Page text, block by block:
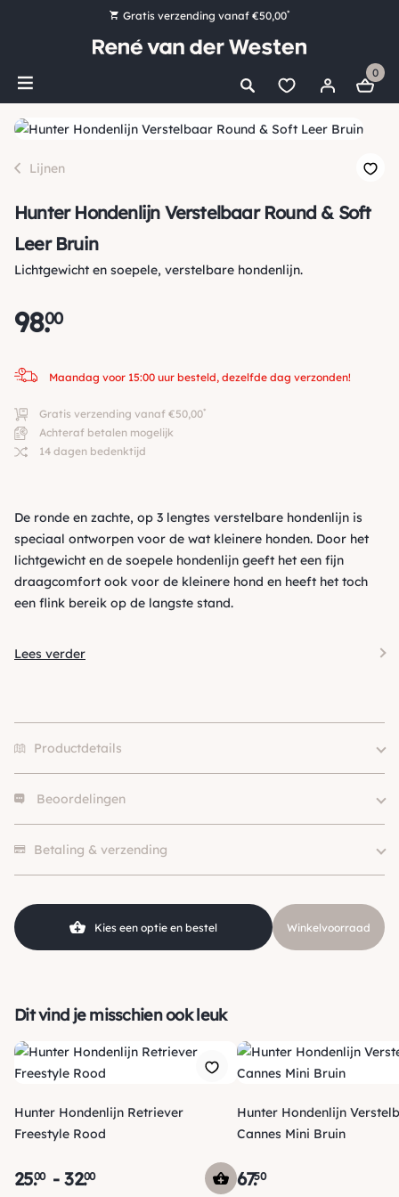
Gratis verzending vanaf €50,00*
Bestel nu, betaal later met Klarna
Ruim 16.000 artikelen op voorraad
0
Lijnen
Hunter Hondenlijn Verstelbaar Round & Soft
Leer Bruin
Lichtgewicht en soepele, verstelbare hondenlijn.
98.
00
Maandag voor 15:00 uur besteld, dezelfde dag verzonden!
Gratis verzending vanaf €50,00*
Achteraf betalen mogelijk
14 dagen bedenktijd
De ronde en zachte, op 3 lengtes verstelbare hondenlijn is
speciaal ontworpen voor de wat kleinere honden. Door het
lichtgewicht en de soepele hondenlijn geeft het een fijn
draagcomfort ook voor de kleinere hond en heeft het toch
een flink bereik op de langste stand.
Lees verder
Productdetails
25kg), Groot (> 25kg )
Size
Soort
Verstelbare Lijn
Materiaal
Leer
Beoordelingen
Betaling & verzending
Kies een optie en bestel Winkelvoorraad
Dit vind je misschien ook leuk
Hunter Hondenlijn Retriever
Freestyle Rood
25.00 -32.00
Hunter Hondenlijn
Cannes Mini Bruin
67.50